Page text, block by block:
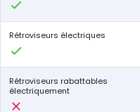
Rétroviseurs électriques
Rétroviseurs rabattables
électriquement